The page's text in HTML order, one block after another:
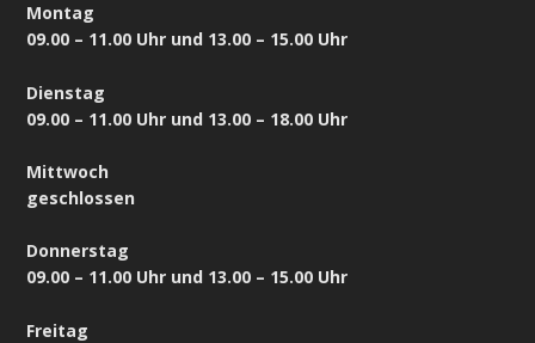
Montag
09.00 – 11.00 Uhr und 13.00 – 15.00 Uhr
Dienstag
09.00 – 11.00 Uhr und 13.00 – 18.00 Uhr
Mittwoch
geschlossen
Donnerstag
09.00 – 11.00 Uhr und 13.00 – 15.00 Uhr
Freitag